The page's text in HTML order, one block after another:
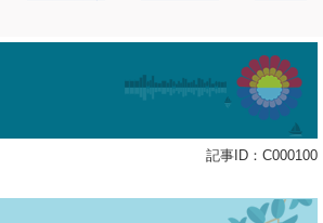
記事ID：C000100